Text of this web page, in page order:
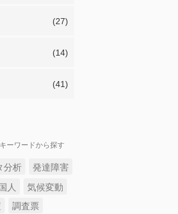
(27)
(14)
(41)
キーワードから探す
分析
発達障害
人 気候変動
調査票